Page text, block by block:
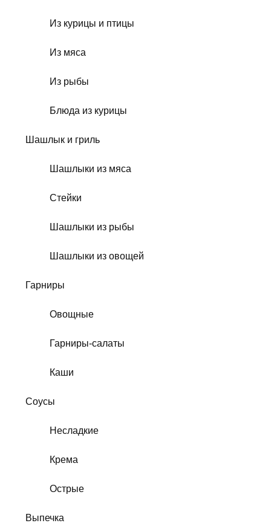
Из курицы и птицы
Из мяса
Из рыбы
Блюда из курицы
Шашлык и гриль
Шашлыки из мяса
Стейки
Шашлыки из рыбы
Шашлыки из овощей
Гарниры
Овощные
Гарниры-салаты
Каши
Соусы
Несладкие
Крема
Острые
Выпечка